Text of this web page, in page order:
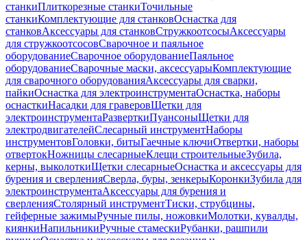
станкиПлиткорезные станкиТочильные
станкиКомплектующие для станковОснастка для
станковАксессуары для станковСтружкоотсосыАксессуары
для стружкоотсосовСварочное и паяльное
оборудованиеСварочное оборудованиеПаяльное
оборудованиеСварочные маски, аксессуарыКомплектующие
для сварочного оборудованияАксессуары для сварки,
пайкиОснастка для электроинструментаОснастка, наборы
оснасткиНасадки для граверовЩетки для
электроинструментаРазверткиПуансоныЩетки для
электродвигателейСлесарный инструментНаборы
инструментовГоловки, битыГаечные ключиОтвертки, наборы
отвертокНожницы слесарныеКлещи строительныеЗубила,
керны, выколоткиЩетки слесарныеОснастка и аксессуары для
бурения и сверленияСверла, буры, зенкерыКоронкиЗубила для
электроинструментаАксессуары для бурения и
сверленияСтолярный инструментТиски, струбцины,
гейферные зажимыРучные пилы, ножовкиМолотки, кувалды,
киянкиНапильникиРучные стамескиРубанки, рашпили